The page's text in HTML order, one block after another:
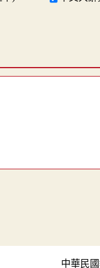
中華民